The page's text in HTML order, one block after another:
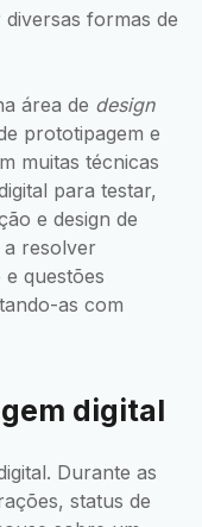
formas de
área de design
prototipagem e
muitas técnicas
para testar,
e design de
a resolver
questões
as com
digital
Durante as
status de